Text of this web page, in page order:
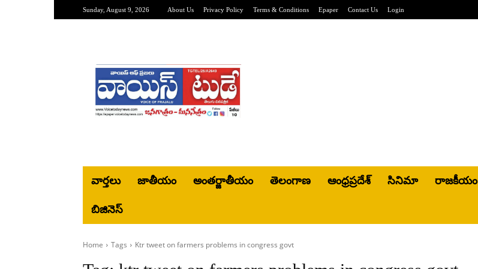
Sunday, August 9, 2026 About Us Privacy Policy Terms & Conditions Epaper Contact Us Login
వార్తలు జాతీయం అంతర్జాతీయం తెలంగాణ ఆంధ్రప్రదేశ్ సినిమా రాజకీయం
బిజినెస్‌
Home Tags Ktr tweet on farmers problems in congress govt